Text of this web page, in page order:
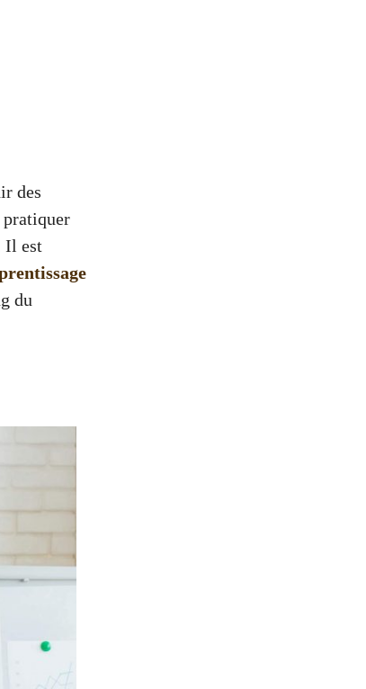
des
Il est
du